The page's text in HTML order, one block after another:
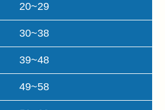
20~29
30~38
39~48
49~58